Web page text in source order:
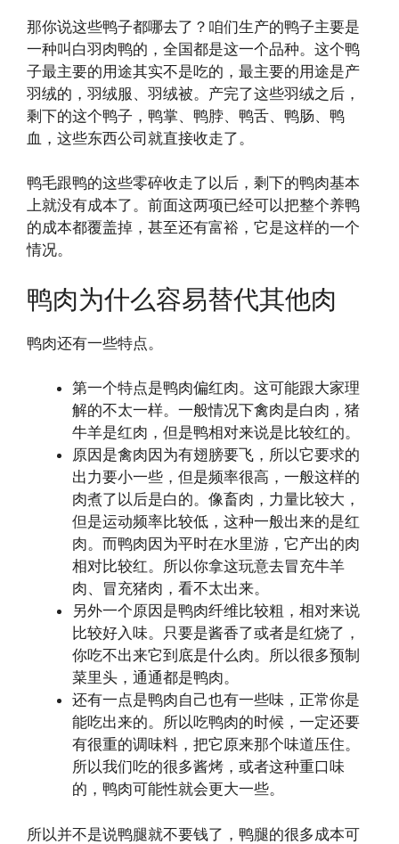
那你说这些鸭子都哪去了？咱们生产的鸭子主要是
一种叫白羽肉鸭的，全国都是这一个品种。这个鸭
子最主要的用途其实不是吃的，最主要的用途是产
羽绒的，羽绒服、羽绒被。产完了这些羽绒之后，
剩下的这个鸭子，鸭掌、鸭脖、鸭舌、鸭肠、鸭
血，这些东西公司就直接收走了。
鸭毛跟鸭的这些零碎收走了以后，剩下的鸭肉基本
上就没有成本了。前面这两项已经可以把整个养鸭
的成本都覆盖掉，甚至还有富裕，它是这样的一个
情况。
鸭肉为什么容易替代其他肉
鸭肉还有一些特点。
第一个特点是鸭肉偏红肉。这可能跟大家理
解的不太一样。一般情况下禽肉是白肉，猪
牛羊是红肉，但是鸭相对来说是比较红的。
原因是禽肉因为有翅膀要飞，所以它要求的
出力要小一些，但是频率很高，一般这样的
肉煮了以后是白的。像畜肉，力量比较大，
但是运动频率比较低，这种一般出来的是红
肉。而鸭肉因为平时在水里游，它产出的肉
相对比较红。所以你拿这玩意去冒充牛羊
肉、冒充猪肉，看不太出来。
另外一个原因是鸭肉纤维比较粗，相对来说
比较好入味。只要是酱香了或者是红烧了，
你吃不出来它到底是什么肉。所以很多预制
菜里头，通通都是鸭肉。
还有一点是鸭肉自己也有一些味，正常你是
能吃出来的。所以吃鸭肉的时候，一定还要
有很重的调味料，把它原来那个味道压住。
所以我们吃的很多酱烤，或者这种重口味
的，鸭肉可能性就会更大一些。
所以并不是说鸭腿就不要钱了，鸭腿的很多成本可